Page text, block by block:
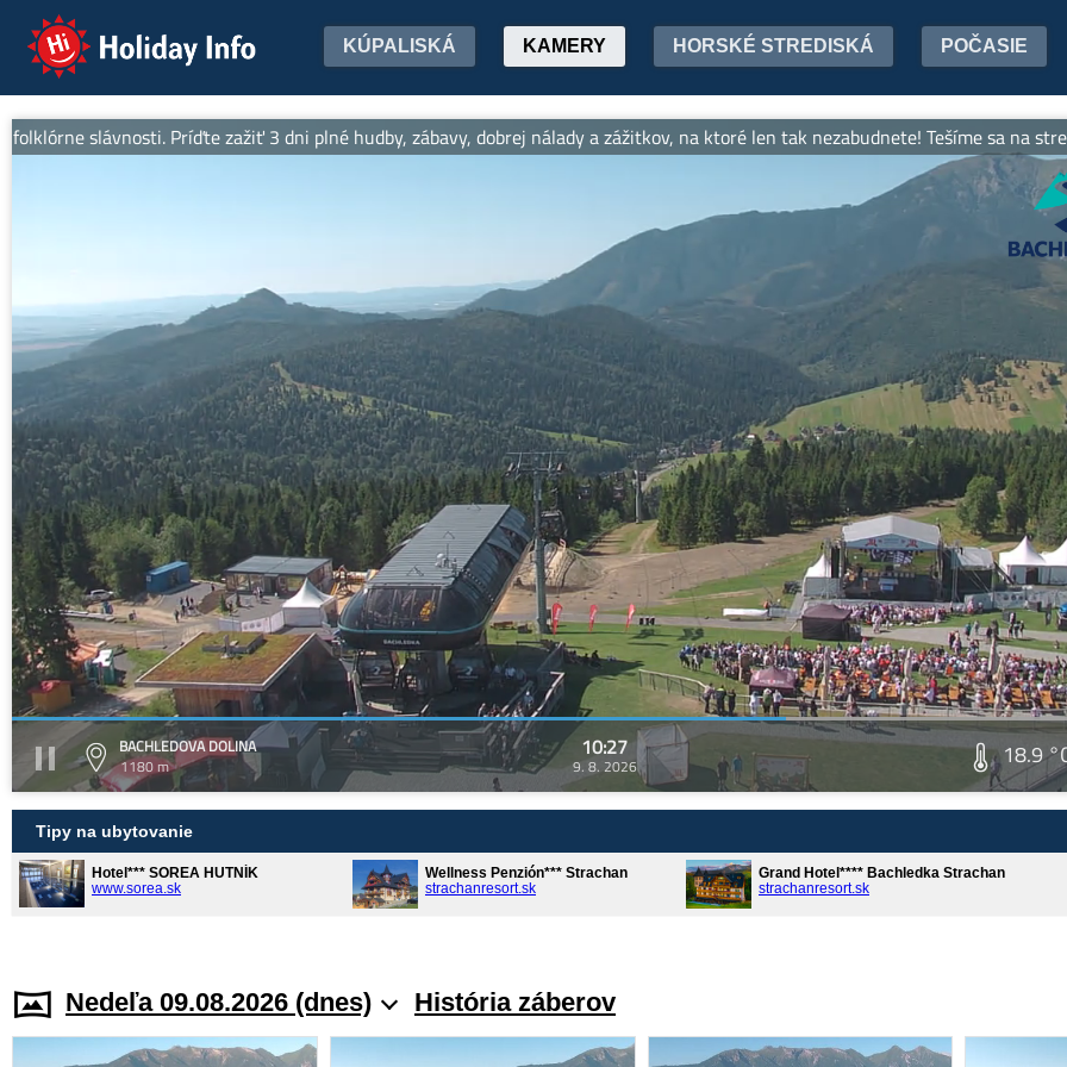
Holiday Info KÚPALISKÁ KAMERY HORSKÉ STREDISKÁ POČASIE
slávnosti. Príďte zažiť 3 dni plné hudby, zábavy, dobrej nálady a zážitkov, na ktoré len tak nezabudnete! Tešíme sa na
BACHLEDOVA DOLINA
1180 m
10:27
9. 8. 2026 18.9
Tipy na ubytovanie
Hotel*** SOREA HUTNÍK
www.sorea.sk
Wellness Penzión*** Strachan
strachanresort.sk
Grand Hotel**** Bachledka Strachan
strachanresort.sk
Nedeľa 09.08.2026 (dnes) História záberov